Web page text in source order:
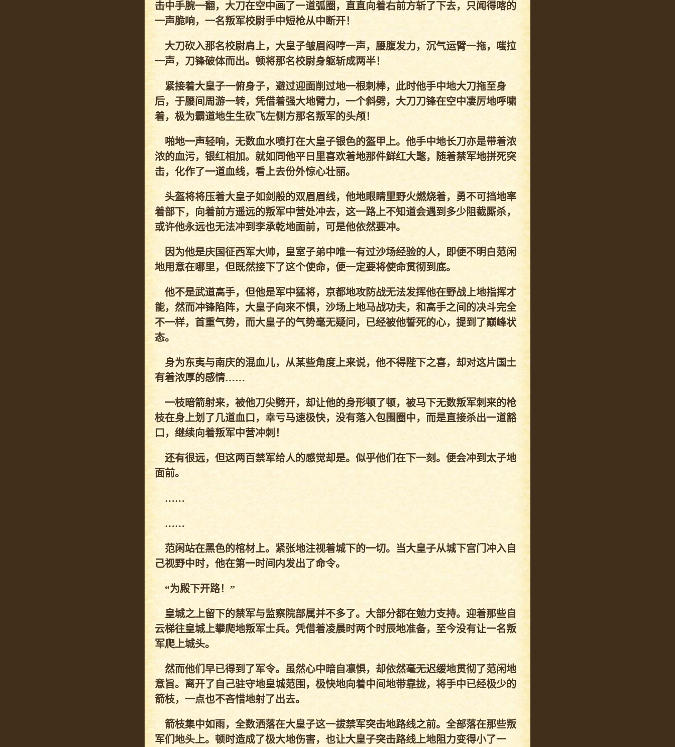
击中手腕一翻，大刀在空中画了一道弧圈，直直向着右前方斩了下去，只闻得喀的
一声脆响，一名叛军校尉手中短枪从中断开！
大刀砍入那名校尉肩上，大皇子皱眉闷哼一声，腰腹发力，沉气运臂一拖，嗤拉
一声，刀锋破体而出。顿将那名校尉身躯斩成两半！
紧接着大皇子一俯身子，避过迎面削过地一根刺棒，此时他手中地大刀拖至身
后，于腰间周游一转，凭借着强大地臂力，一个斜劈，大刀刀锋在空中凄厉地呼啸
着，极为霸道地生生砍飞左侧方那名叛军的头颅！
啪地一声轻响，无数血水喷打在大皇子银色的盔甲上。他手中地长刀亦是带着浓
浓的血污，银红相加。就如同他平日里喜欢着地那件鲜红大氅，随着禁军地拼死突
击，化作了一道血线，看上去份外惊心壮丽。
头盔将将压着大皇子如剑般的双眉眉线，他地眼睛里野火燃烧着，勇不可挡地率
着部下，向着前方遥远的叛军中营处冲去，这一路上不知道会遇到多少阻截厮杀，
或许他永远也无法冲到李承乾地面前，可是他依然要冲。
因为他是庆国征西军大帅，皇室子弟中唯一有过沙场经验的人，即便不明白范闲
地用意在哪里，但既然接下了这个使命，便一定要将使命贯彻到底。
他不是武道高手，但他是军中猛将，京都地攻防战无法发挥他在野战上地指挥才
能，然而冲锋陷阵，大皇子向来不惧，沙场上地马战功夫，和高手之间的决斗完全
不一样，首重气势，而大皇子的气势毫无疑问，已经被他誓死的心，提到了巅峰状
态。
身为东夷与南庆的混血儿，从某些角度上来说，他不得陛下之喜，却对这片国土
有着浓厚的感情……
一枝暗箭射来，被他刀尖劈开，却让他的身形顿了顿，被马下无数叛军刺来的枪
枝在身上划了几道血口，幸亏马速极快，没有落入包围圈中，而是直接杀出一道豁
口，继续向着叛军中营冲刺！
还有很远，但这两百禁军给人的感觉却是。似乎他们在下一刻。便会冲到太子地
面前。
……
……
范闲站在黑色的棺材上。紧张地注视着城下的一切。当大皇子从城下宫门冲入自
己视野中时，他在第一时间内发出了命令。
“为殿下开路！”
皇城之上留下的禁军与监察院部属并不多了。大部分都在勉力支持。迎着那些自
云梯往皇城上攀爬地叛军士兵。凭借着凌晨时两个时辰地准备，至今没有让一名叛
军爬上城头。
然而他们早已得到了军令。虽然心中暗自凛惧，却依然毫无迟缓地贯彻了范闲地
意旨。离开了自己驻守地皇城范围，极快地向着中间地带靠拢，将手中已经极少的
箭枝，一点也不吝惜地射了出去。
箭枝集中如雨，全数洒落在大皇子这一拔禁军突击地路线之前。全部落在那些叛
军们地头上。顿时造成了极大地伤害，也让大皇子突击路线上地阻力变得小了一